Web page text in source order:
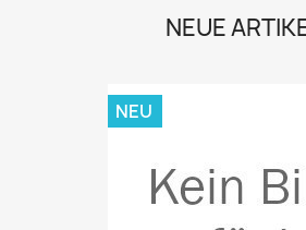
NEUE
NEU